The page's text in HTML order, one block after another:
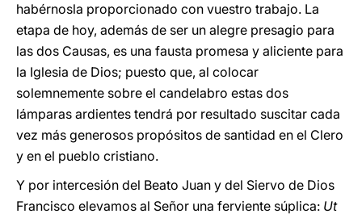
habérnosla proporcionado con vuestro trabajo. La
etapa de hoy, además de ser un alegre presagio para
las dos Causas, es una fausta promesa y aliciente para
la Iglesia de Dios; puesto que, al colocar
solemnemente sobre el candelabro estas dos
lámparas ardientes tendrá por resultado suscitar cada
vez más generosos propósitos de santidad en el Clero
y en el pueblo cristiano.
Y por intercesión del Beato Juan y del Siervo de Dios
Francisco elevamos al Señor una ferviente súplica: Ut